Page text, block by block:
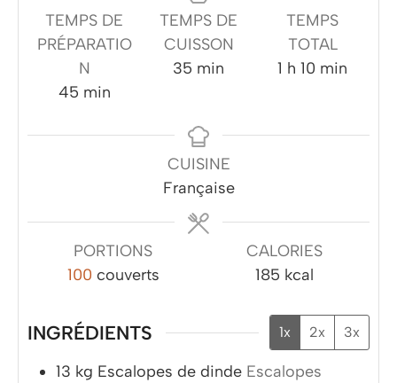
TEMPS DE
PRÉPARATIO
N
45minutes
min
TEMPS DE
CUISSON
35 minutes
min
TEMPS
TOTAL
1 heure
h 10 minutes
min
CUISINE
Française
PORTIONS
100 couverts
CALORIES
185 kcal
INGRÉDIENTS 1x 2x 3x
13 kg Escalopes de dinde Escalopes